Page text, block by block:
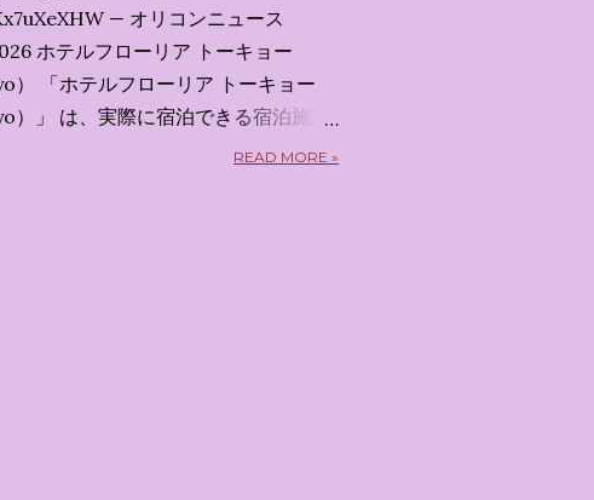
— オリコンニュース
ホテルフローリア トーキョー
） 「ホテルフローリア トーキョー
）」 は、実際に宿泊できる宿泊施設
15日から東京・新宿でスタートする
ます。 🔑 1. コンセプトは「サンリオ
READ MORE »